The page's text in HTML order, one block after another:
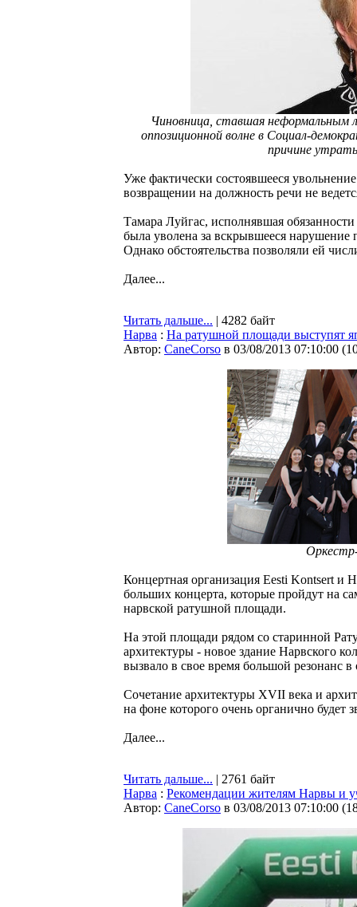
Чиновница, ставшая неформальным
оппозиционной волне в Социал-
причине
Уже фактически состоявшееся
возвращении на должность речи не
Тамара Луйгас, исполнявшая
была уволена за вскрывшееся
Однако обстоятельства позволяли ей
Далее...
Читать дальше... | 4282 байт
Нарва : На ратушной площади выступят
Автор: CaneCorso в 03/08/2013 07:10:00 (
Концертная организация Eesti Kontsert и
больших концерта, которые пройдут на
нарвской ратушной площади.
На этой площади рядом со старинной
архитектуры - новое здание Нарвского
вызвало в свое время большой резонанс в
Сочетание архитектуры XVII века и
на фоне которого очень органично будет
Далее...
Читать дальше... | 2761 байт
Нарва : Рекомендации жителям Нарвы и
Автор: CaneCorso в 03/08/2013 07:10:00 (